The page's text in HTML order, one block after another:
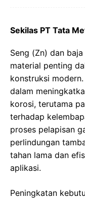
Sekilas PT Tata
Seng (Zn) dan
material penting
konstruksi
dalam
korosi, terutama
terhadap
proses pelapisan
perlindungan
tahan lama dan
aplikasi.
Peningkatan